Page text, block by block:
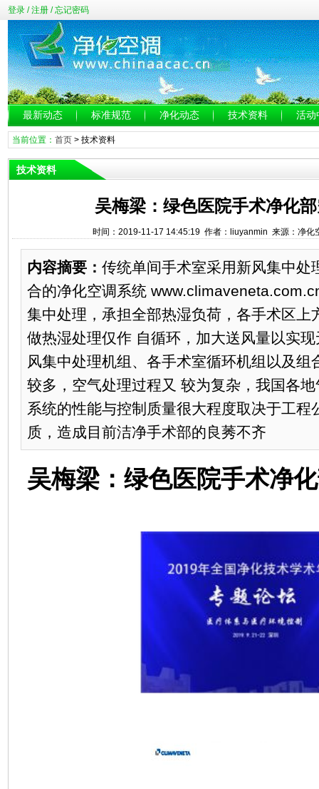
登录/注册/忘记密码
最新动态 标准规范 净化动态 技术资料 活动
当前位置： 首页> 技术资料
技术资料
吴梅梁：绿色医院手术净化
时间：2019-11-17 14:45:19 作者：liuyanmin 来源：净
内容摘要： 传统单间手术室采用新风集中处
合的净化空调系统
集中处理，承担全部热湿负荷，各手术区上
做热湿处理仅作 自循环，加大送风量以实
风集中处理机组、各手术室循环机组以及组
较多，空气处理过程又 较为复杂，我国各
系统的性能与控制质量很大程度取决于工程
质，造成目前洁净手术部的良莠不齐
吴梅梁：绿色医院手术净